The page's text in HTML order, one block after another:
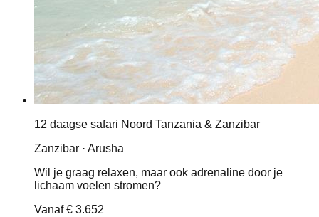
12 daagse safari Noord Tanzania & Zanzibar
Zanzibar · Arusha
Wil je graag relaxen, maar ook adrenaline door je
lichaam voelen stromen?
Vanaf€ 3.652